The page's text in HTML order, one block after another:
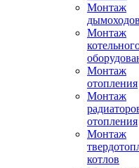
Монтаж
Монтаж
Монтаж
отопления
Монтаж
отопления
Монтаж
котлов